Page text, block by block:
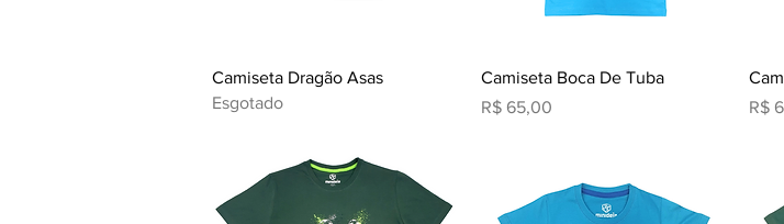
Visualização rápida
Camiseta Dragão Asas
Esgotado
Visualização rápida
Camiseta Boca De Tuba
Preço
R$ 65,00 R$